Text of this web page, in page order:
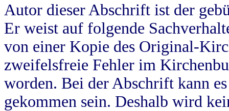
Autor dieser Abschrift ist der
Er weist auf folgende
von einer Kopie des Original-
zweifelsfreie Fehler im
worden. Bei der Abschrift kann
gekommen sein. Deshalb wird